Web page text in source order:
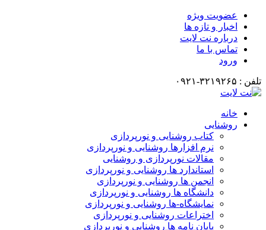
عضویت ویژه
اخبار و تازه ها
درباره نت لایت
تماس با ما
ورود
تلفن : ۳۲۱۹۲۶۵-۰۹۲۱
خانه
روشنایی
کتاب روشنایی و نورپردازی
نرم افزارها روشنایی و نورپردازی
مقالات نورپردازی و روشنایی
استاندارد ها روشنایی و نورپردازی
انجمن ها روشنایی و نورپردازی
دانشگاه ها روشنایی و نورپردازی
نمایشگاه-ها روشنایی و نورپردازی
اختراعات روشنایی و نورپردازی
پایان نامه ها روشنایی و نورپردازی